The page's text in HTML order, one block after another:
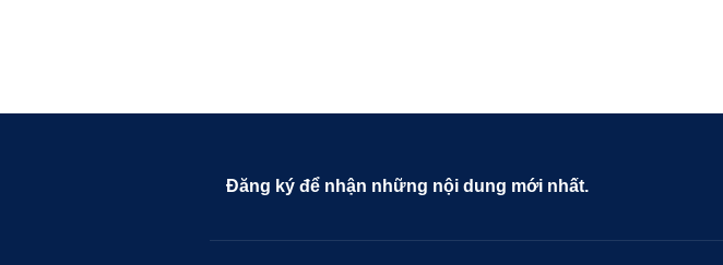
Đăng ký để nhận những nội dung mới nhất.